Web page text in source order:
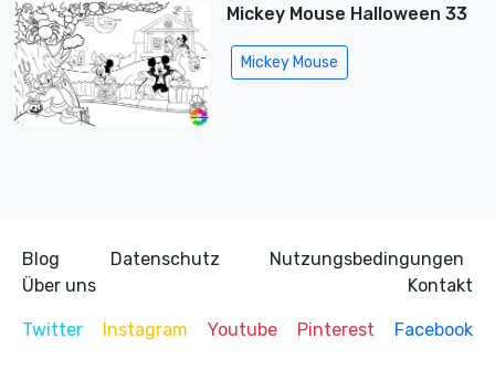
Mickey Mouse Halloween 33
Mickey Mouse
Blog Datenschutz
Nutzungsbedingungen
Über uns
Kontakt
Twitter Instagram Youtube Pinterest Facebook